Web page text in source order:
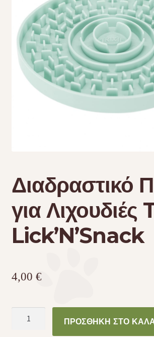
Πουλί
Κρεβατάκια
Τσάντες μεταφοράς
Επικοινωνία
Διαδραστικό
για Λιχουδιές
Lick’N’Snack
4,00 €
ΠΡΟΣΘΉΚΗ ΣΤΟ